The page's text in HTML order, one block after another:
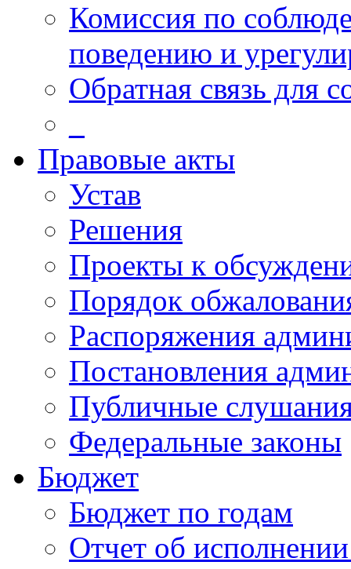
Комиссия по
поведению и
Обратная связь для
Правовые акты
Устав
Решения
Проекты к
Порядок
Распоряжения
Постановления
Публичные
Федеральные законы
Бюджет
Бюджет по годам
Отчет об